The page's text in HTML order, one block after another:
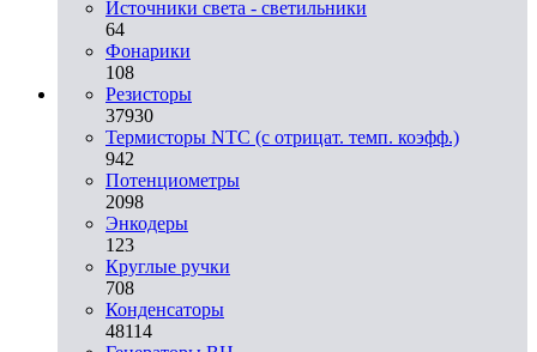
Источники света - светильники
64
Фонарики
108
Резисторы
37930
Термисторы NTC (с отрицат. темп. коэфф.)
942
Потенциометры
2098
Энкодеры
123
Круглые ручки
708
Конденсаторы
48114